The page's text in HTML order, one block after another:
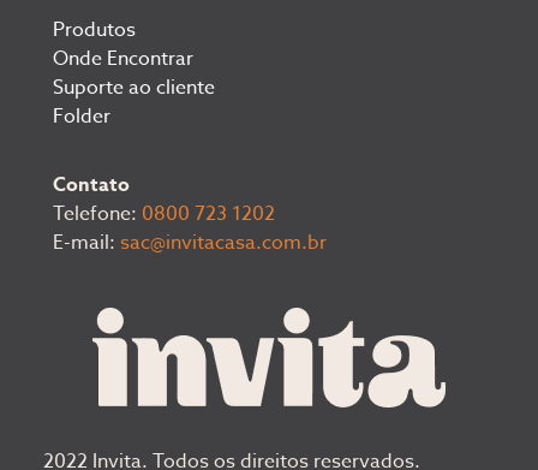
Produtos
Onde Encontrar
Suporte ao cliente
Folder
Contato
Telefone: 0800 723 1202
E-mail: sac@invitacasa.com.br
2022 Invita. Todos os direitos reservados.